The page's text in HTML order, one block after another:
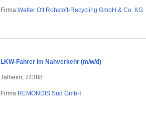
Firma:Walter Ott Rohstoff-Recycling GmbH & Co. KG
LKW-Fahrer im Nahverkehr (m/w/d)
Talheim, 74388
Firma:REMONDIS Süd GmbH